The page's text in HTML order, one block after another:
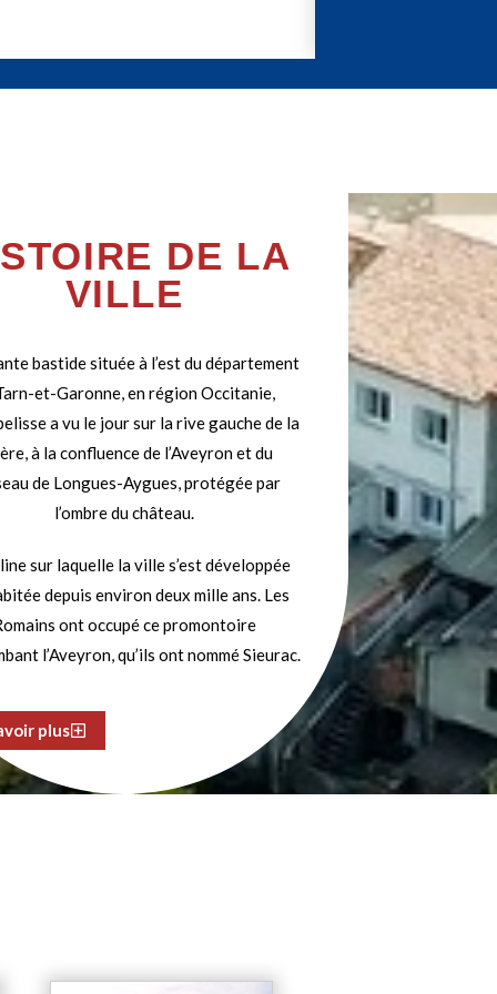
DE LA
VILLE
bastide située à l’est du département
et-Garonne, en région Occitanie,
a vu le jour sur la rive gauche de la
à la confluence de l’Aveyron et du
de Longues-Aygues, protégée par
l’ombre du château.
sur laquelle la ville s’est développée
depuis environ deux mille ans. Les
ont occupé ce promontoire
l’Aveyron, qu’ils ont nommé Sieurac.
plus